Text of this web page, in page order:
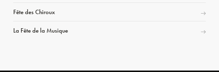
Fête des Chiroux
La Fête de la Musique